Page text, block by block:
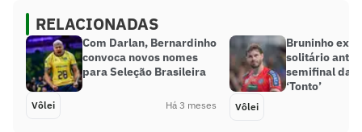
RELACIONADAS
Com Darlan, Bernardinho
convoca novos nomes
para Seleção Brasileira
Vôlei Há 3 meses
Bruninho
solitário
semifinal da
‘Tonto’
Vôlei